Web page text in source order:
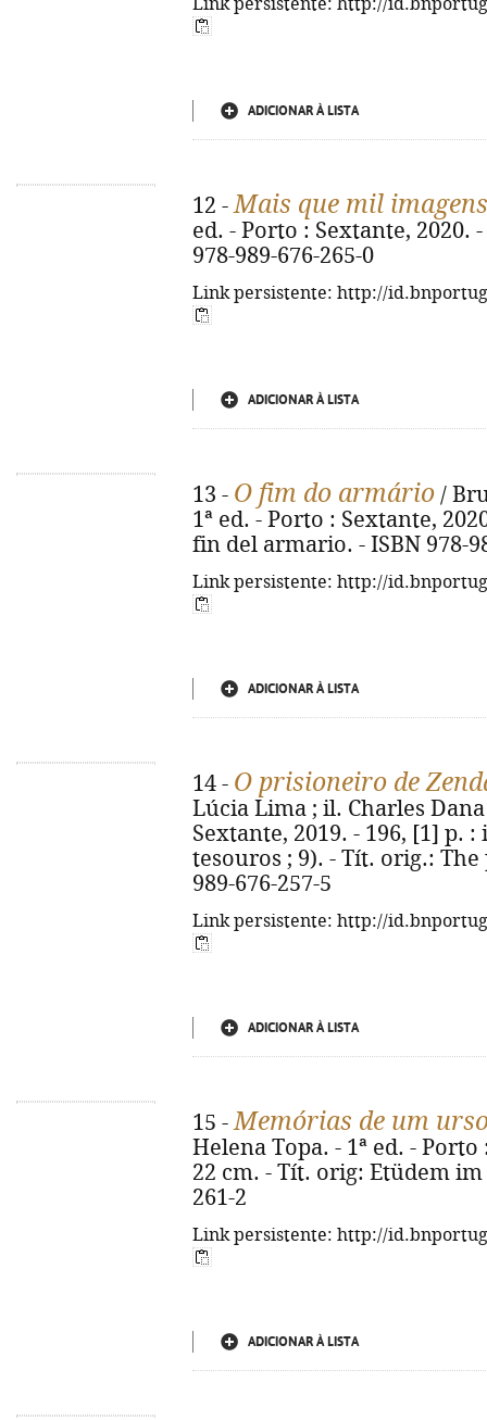
Link persistente: http://
ADICIONAR À LISTA
12 -Mais que mil imagens
ed. - Porto : Sextante, 2020.
978-989-676-265-0
Link persistente: http://
ADICIONAR À LISTA
13 - O fim do armário /
1ª ed. - Porto : Sextante,
fin del armario. - ISBN 978-
Link persistente: http://
ADICIONAR À LISTA
14 - O prisioneiro de
Lúcia Lima ; il. Charles
Sextante, 2019. - 196, [1] p.
tesouros ; 9). - Tít. orig.:
989-676-257-5
Link persistente: http://
ADICIONAR À LISTA
15 -Memórias de um
Helena Topa. - 1ª ed. -
22 cm. - Tít. orig: Etüdem im
261-2
Link persistente: http://
ADICIONAR À LISTA